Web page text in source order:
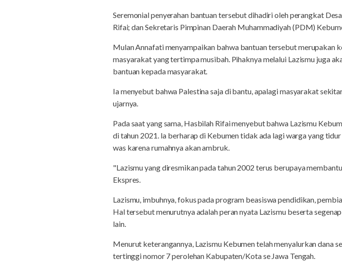
Seremonial penyerahan bantuan tersebut dihadiri oleh perangkat
Rifai; dan Sekretaris Pimpinan Daerah Muhammadiyah (PDM)
Mulan Annafati menyampaikan bahwa bantuan tersebut merupakan
masyarakat yang tertimpa musibah. Pihaknya melalui Lazismu juga
bantuan kepada masyarakat.
Ia menyebut bahwa Palestina saja di bantu, apalagi masyarakat
ujarnya.
Pada saat yang sama, Hasbilah Rifai menyebut bahwa Lazismu
di tahun 2021. Ia berharap di Kebumen tidak ada lagi warga yang
was karena rumahnya akan ambruk.
"Lazismu yang diresmikan pada tahun 2002 terus berupaya
Ekspres.
Lazismu, imbuhnya, fokus pada program beasiswa pendidikan,
Hal tersebut menurutnya adalah peran nyata Lazismu beserta
lain.
Menurut keterangannya, Lazismu Kebumen telah menyalurkan dana
tertinggi nomor 7 perolehan Kabupaten/Kota se Jawa Tengah.